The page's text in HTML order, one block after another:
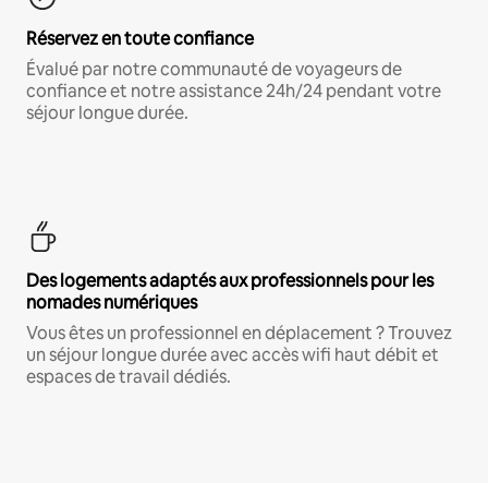
Réservez en toute confiance
Évalué par notre communauté de voyageurs de
confiance et notre assistance 24h/24 pendant votre
séjour longue durée.
Des logements adaptés aux professionnels pour les
nomades numériques
Vous êtes un professionnel en déplacement ? Trouvez
un séjour longue durée avec accès wifi haut débit et
espaces de travail dédiés.